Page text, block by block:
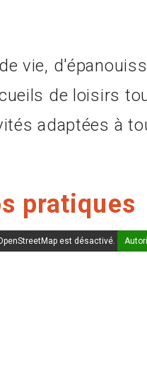
vie,
de loisirs
adaptées à
pratiques
est désactivé.